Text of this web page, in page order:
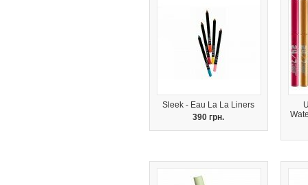
Sleek - Eau La La Liners
390 грн.